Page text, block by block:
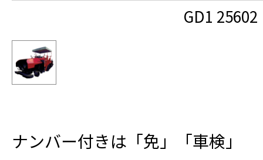
GD1 25602
ナンバー付きは「免」「車検」